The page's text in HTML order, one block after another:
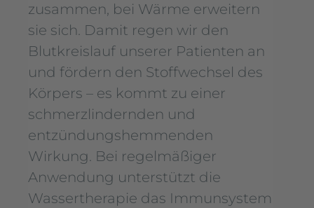
zusammen, bei Wärme erweitern
sie sich. Damit regen wir den
Blutkreislauf unserer Patienten an
und fördern den Stoffwechsel des
Körpers – es kommt zu einer
schmerzlindernden und
entzündungshemmenden
Wirkung. Bei regelmäßiger
Anwendung unterstützt die
Wassertherapie das Immunsystem